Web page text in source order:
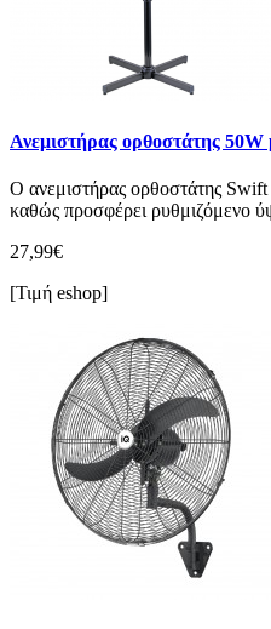
Ανεμιστήρας ορθοστάτης
O ανεμιστήρας ορθοστάτης
καθώς προσφέρει ρυθμιζόμενο
27,99€
[Τιμή eshop]